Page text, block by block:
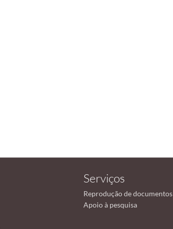
Serviços
Reprodução de documentos
Apoio à pesquisa